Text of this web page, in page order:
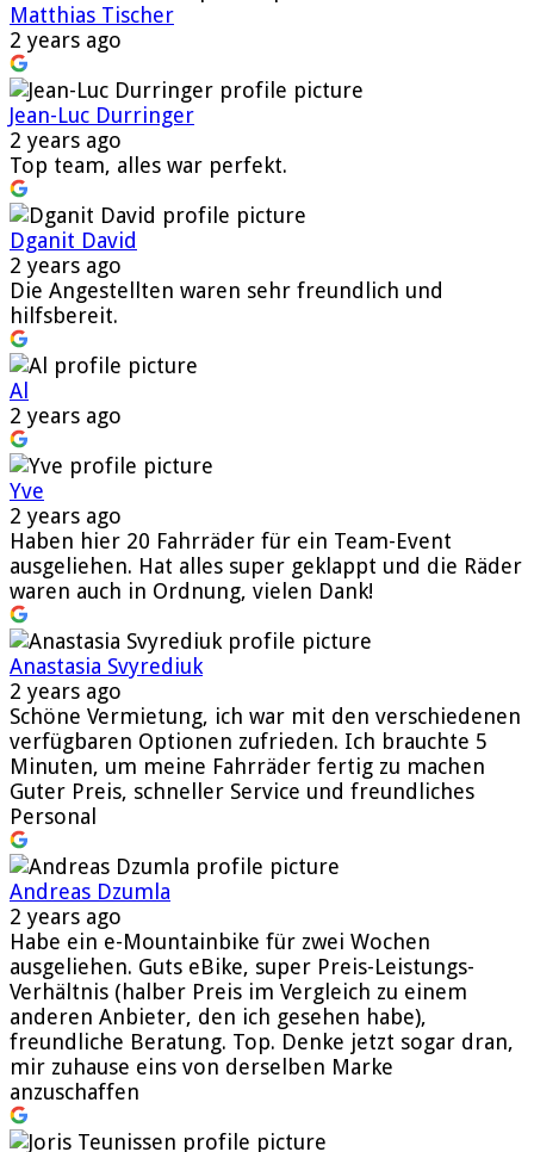
Matthias Tischer
2 years ago
Jean-Luc Durringer
2 years ago
Top team, alles war perfekt.
Dganit David
2 years ago
Die Angestellten waren sehr freundlich und
hilfsbereit.
Al
2 years ago
Yve
2 years ago
Haben hier 20 Fahrräder für ein Team-Event
ausgeliehen. Hat alles super geklappt und die Räder
waren auch in Ordnung, vielen Dank!
Anastasia Svyrediuk
2 years ago
Schöne Vermietung, ich war mit den verschiedenen
verfügbaren Optionen zufrieden. Ich brauchte 5
Minuten, um meine Fahrräder fertig zu machen
Guter Preis, schneller Service und freundliches
Personal
Andreas Dzumla
2 years ago
Habe ein e-Mountainbike für zwei Wochen
ausgeliehen. Guts eBike, super Preis-Leistungs-
Verhältnis (halber Preis im Vergleich zu einem
anderen Anbieter, den ich gesehen habe),
freundliche Beratung. Top. Denke jetzt sogar dran,
mir zuhause eins von derselben Marke
anzuschaffen